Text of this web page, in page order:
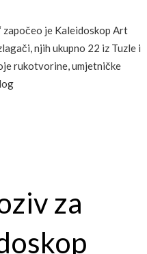
započeo je Kaleidoskop Art
njih ukupno 22 iz Tuzle i
rukotvorine, umjetničke
za